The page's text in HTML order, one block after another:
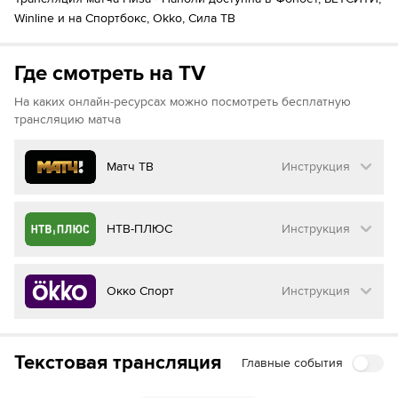
Winline и на Спортбокс, Okko, Сила ТВ
Где смотреть на TV
На каких онлайн-ресурсах можно посмотреть бесплатную
трансляцию матча
Матч ТВ Инструкция
Как смотреть бесплатно трансляцию матча
Матч ТВ
Инструкция
Перейдите на сайт МАТЧ ТВ
Далее нажмите на «Создать учетную запись в
НТВ-ПЛЮС Инструкция
Как смотреть бесплатно трансляцию матча
на НТВ ПЛЮС
Перейдите на сайт НТВ ПЛЮС
Окко Спорт Инструкция
на Окко ТВ
Текстовая трансляция Главные события